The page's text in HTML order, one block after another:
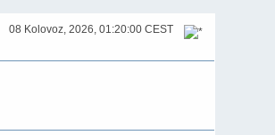
08 Kolovoz, 2026, 01:20:00 CEST